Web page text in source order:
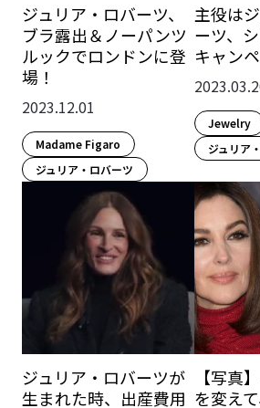
ジュリア・ロバーツ、
ブラ露出＆ノーパンツ
ルックでロンドンに登
場！
2023.12.01
Madame Figaro
ジュリア・ロバーツ
主役は
ーツ、
キャンペ
Jewelry
ジュリア
ジュリア・ロバーツが
生まれた時、出産費用
【写真
を変え